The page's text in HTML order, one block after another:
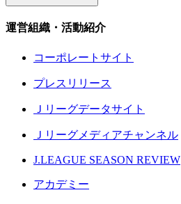
運営組織・活動紹介
コーポレートサイト
プレスリリース
Ｊリーグデータサイト
Ｊリーグメディアチャンネル
J.LEAGUE SEASON REVIEW
アカデミー